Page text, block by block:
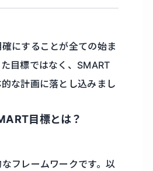
にすることが全ての始ま
目標ではなく、SMART
な計画に落とし込みまし
目標とは？
フレームワークです。以